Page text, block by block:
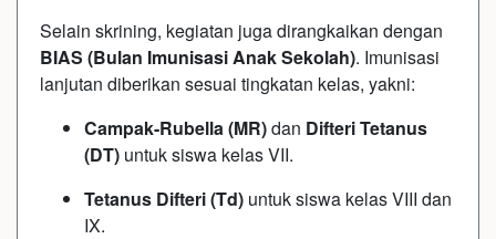
Selain skrining, kegiatan juga dirangkaikan dengan
BIAS (Bulan Imunisasi Anak Sekolah). Imunisasi
lanjutan diberikan sesuai tingkatan kelas, yakni:
Campak-Rubella (MR)dan Difteri Tetanus
(DT) untuk siswa kelas VII.
Tetanus Difteri (Td) untuk siswa kelas VIII dan
IX.